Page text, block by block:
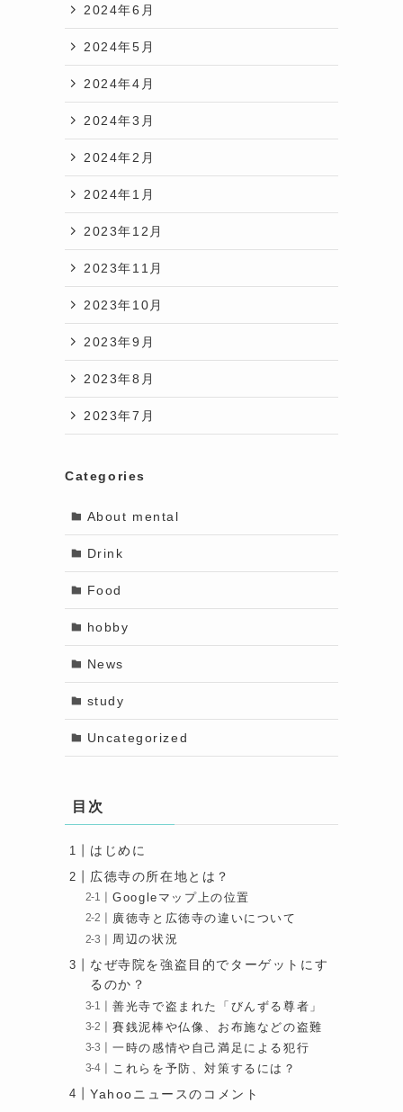
2024年6月
2024年5月
2024年4月
2024年3月
2024年2月
2024年1月
2023年12月
2023年11月
2023年10月
2023年9月
2023年8月
2023年7月
Categories
About mental
Drink
Food
hobby
News
study
Uncategorized
目次
はじめに
広徳寺の所在地とは？
Googleマップ上の位置
廣徳寺と広徳寺の違いについて
周辺の状況
なぜ寺院を強盗目的でターゲットにす
るのか？
善光寺で盗まれた「びんずる尊者」
賽銭泥棒や仏像、お布施などの盗難
一時の感情や自己満足による犯行
これらを予防、対策するには？
Yahooニュースのコメント